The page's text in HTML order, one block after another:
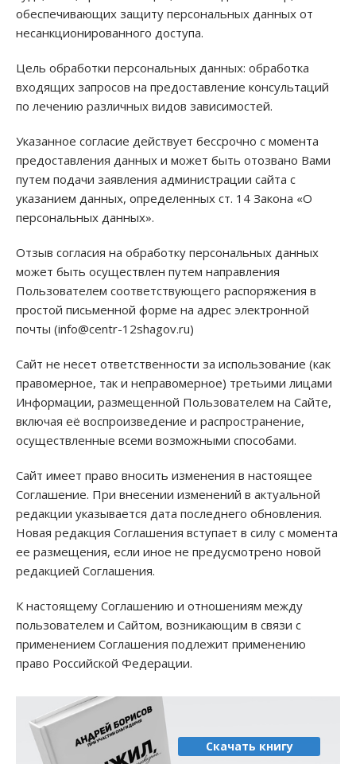
обеспечивающих защиту персональных данных от
несанкционированного доступа.
Цель обработки персональных данных: обработка
входящих запросов на предоставление консультаций
по лечению различных видов зависимостей.
Указанное согласие действует бессрочно с момента
предоставления данных и может быть отозвано Вами
путем подачи заявления администрации сайта с
указанием данных, определенных ст. 14 Закона «О
персональных данных».
Отзыв согласия на обработку персональных данных
может быть осуществлен путем направления
Пользователем соответствующего распоряжения в
простой письменной форме на адрес электронной
почты (info@centr-12shagov.ru)
Сайт не несет ответственности за использование (как
правомерное, так и неправомерное) третьими лицами
Информации, размещенной Пользователем на Сайте,
включая её воспроизведение и распространение,
осуществленные всеми возможными способами.
Сайт имеет право вносить изменения в настоящее
Соглашение. При внесении изменений в актуальной
редакции указывается дата последнего обновления.
Новая редакция Соглашения вступает в силу с момента
ее размещения, если иное не предусмотрено новой
редакцией Соглашения.
К настоящему Соглашению и отношениям между
пользователем и Сайтом, возникающим в связи с
применением Соглашения подлежит применению
право Российской Федерации.
Скачать книгу